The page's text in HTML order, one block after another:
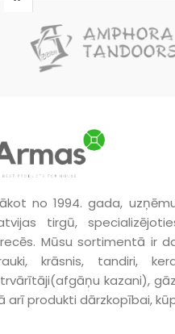
no 1994. gada,
tirgū,
Mūsu sortimentā ir
krāsnis, tandiri,
kazani),
arī produkti dārzkopībai,